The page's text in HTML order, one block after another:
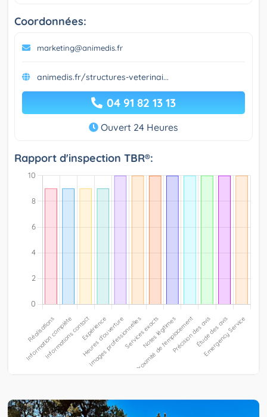
Coordonnées:
marketing@animedis.fr
animedis.fr/structures-veterinai...
04 91 82 13 13
Ouvert 24 Heures
Rapport d'inspection TBR®: